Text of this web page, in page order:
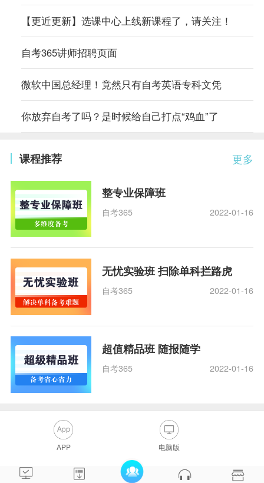
【更近更新】选课中心上线新课程了，请关注！
自考365讲师招聘页面
微软中国总经理！竟然只有自考英语专科文凭
你放弃自考了吗？是时候给自己打点“鸡血”了
更多
课程推荐
整专业保障班
自考365 2022-01-16
无忧实验班 扫除单科拦路虎
自考365 2022-01-16
超值精品班 随报随学
自考365 2022-01-16
APP 电脑版